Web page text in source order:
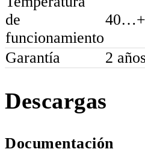
de
funcionamiento
Garantía 2
Descargas
Documentación